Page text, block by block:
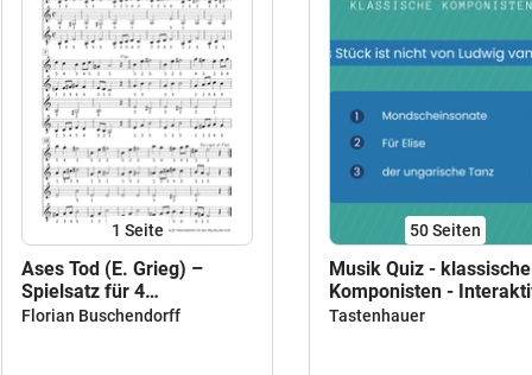
1 Seite
Ases Tod (E. Grieg) –
Spielsatz für 4
Keyboardstimmen
Florian Buschendorff
50Seiten
Musik Quiz - klassische
Komponisten -
PDF
Tastenhauer